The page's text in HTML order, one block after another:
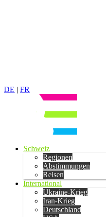
DE | FR
Schweiz
Regionen
Abstimmungen
Reisen
International
Ukraine-Krieg
Iran-Krieg
Deutschland